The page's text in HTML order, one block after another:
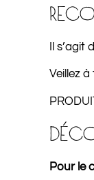
Il
Veillez
Pour le